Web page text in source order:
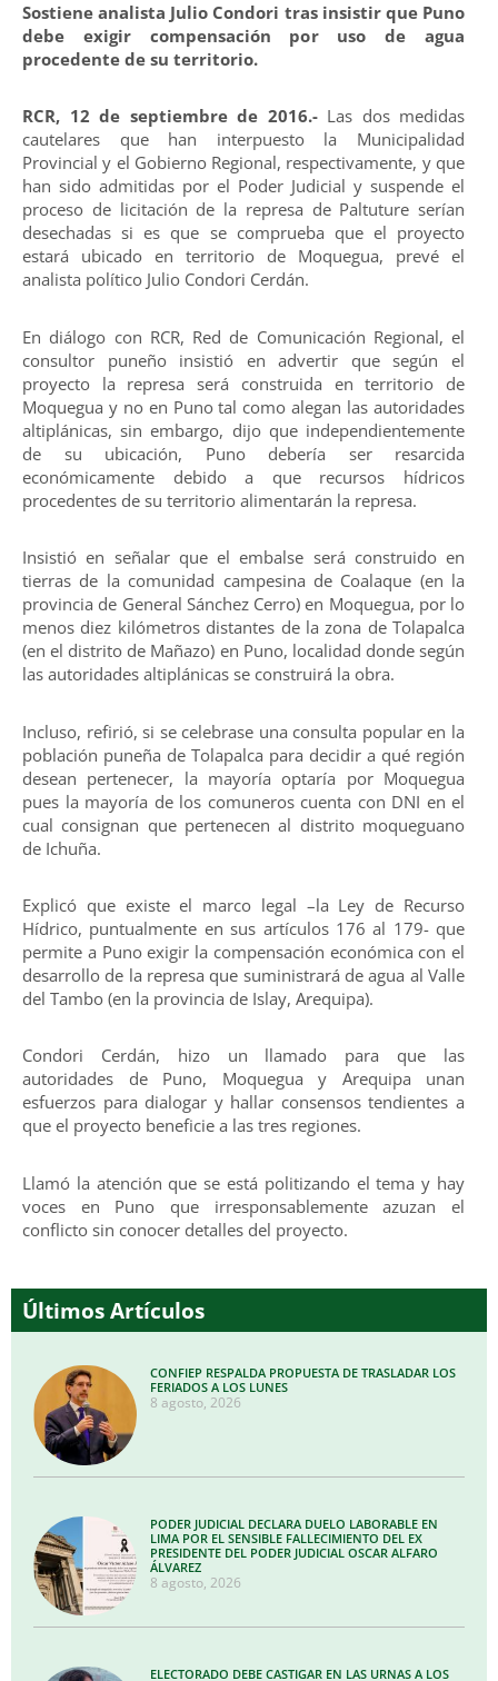
Sostiene analista Julio Condori tras insistir que Puno
debe exigir compensación por uso de agua
procedente de su territorio.
RCR, 12 de septiembre de 2016.-Las dos medidas
cautelares que han interpuesto la Municipalidad
Provincial y el Gobierno Regional, respectivamente, y que
han sido admitidas por el Poder Judicial y suspende el
proceso de licitación de la represa de Paltuture serían
desechadas si es que se comprueba que el proyecto
estará ubicado en territorio de Moquegua, prevé el
analista político Julio Condori Cerdán.
En diálogo con RCR, Red de Comunicación Regional, el
consultor puneño insistió en advertir que según el
proyecto la represa será construida en territorio de
Moquegua y no en Puno tal como alegan las autoridades
altiplánicas, sin embargo, dijo que independientemente
de su ubicación, Puno debería ser resarcida
económicamente debido a que recursos hídricos
procedentes de su territorio alimentarán la represa.
Insistió en señalar que el embalse será construido en
tierras de la comunidad campesina de Coalaque (en la
provincia de General Sánchez Cerro) en Moquegua, por lo
menos diez kilómetros distantes de la zona de Tolapalca
(en el distrito de Mañazo) en Puno, localidad donde según
las autoridades altiplánicas se construirá la obra.
Incluso, refirió, si se celebrase una consulta popular en la
población puneña de Tolapalca para decidir a qué región
desean pertenecer, la mayoría optaría por Moquegua
pues la mayoría de los comuneros cuenta con DNI en el
cual consignan que pertenecen al distrito moqueguano
de Ichuña.
Explicó que existe el marco legal –la Ley de Recurso
Hídrico, puntualmente en sus artículos 176 al 179- que
permite a Puno exigir la compensación económica con el
desarrollo de la represa que suministrará de agua al Valle
del Tambo (en la provincia de Islay, Arequipa).
Condori Cerdán, hizo un llamado para que las
autoridades de Puno, Moquegua y Arequipa unan
esfuerzos para dialogar y hallar consensos tendientes a
que el proyecto beneficie a las tres regiones.
Llamó la atención que se está politizando el tema y hay
voces en Puno que irresponsablemente azuzan el
conflicto sin conocer detalles del proyecto.
Últimos Artículos
CONFIEP RESPALDA PROPUESTA DE TRASLADAR LOS
FERIADOS A LOS LUNES
8 agosto, 2026
PODER JUDICIAL DECLARA DUELO LABORABLE EN
LIMA POR EL SENSIBLE FALLECIMIENTO DEL EX
PRESIDENTE DEL PODER JUDICIAL OSCAR ALFARO
ÁLVAREZ
8 agosto, 2026
ELECTORADO DEBE CASTIGAR EN LAS URNAS A LOS